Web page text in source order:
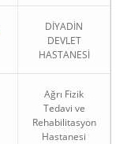
DİYADİN
DEVLET
HASTANESİ
Ağrı Fizik
Tedavi ve
Rehabilitasyon
Hastanesi